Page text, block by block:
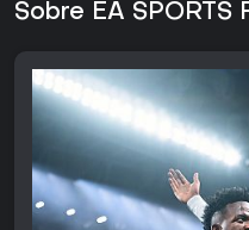
Sobre EA SPORTS